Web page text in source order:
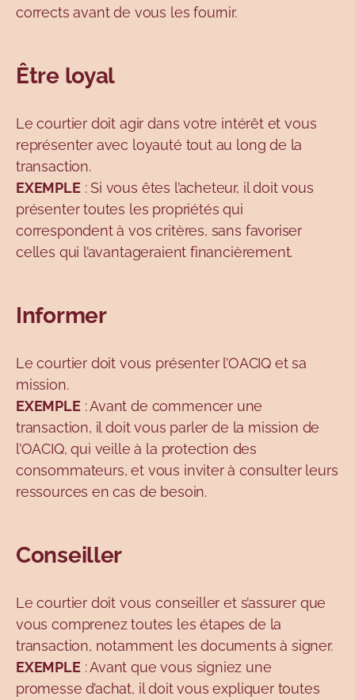
corrects avant de vous les fournir.
Être loyal
Le courtier doit agir dans votre intérêt et vous
représenter avec loyauté tout au long de la
transaction.
EXEMPLE: Si vous êtes l’acheteur, il doit vous
présenter toutes les propriétés qui
correspondent à vos critères, sans favoriser
celles qui l’avantageraient financièrement.
Informer
Le courtier doit vous présenter l’OACIQ et sa
mission.
EXEMPLE: Avant de commencer une
transaction, il doit vous parler de la mission de
l’OACIQ, qui veille à la protection des
consommateurs, et vous inviter à consulter leurs
ressources en cas de besoin.
Conseiller
Le courtier doit vous conseiller et s’assurer que
vous comprenez toutes les étapes de la
transaction, notamment les documents à signer.
EXEMPLE: Avant que vous signiez une
promesse d’achat, il doit vous expliquer toutes